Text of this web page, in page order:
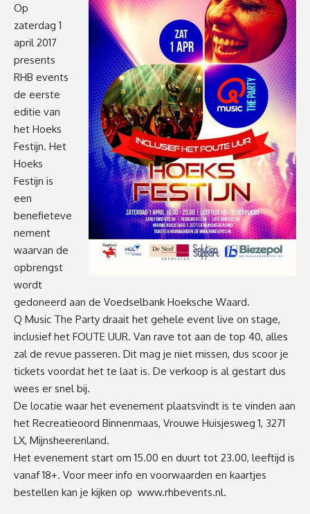
Op
zaterdag 1
april 2017
presents
RHB events
de eerste
editie van
het Hoeks
Festijn. Het
Hoeks
Festijn is
een
benefieteve
nement
waarvan de
opbrengst
wordt
gedoneerd aan de Voedselbank Hoeksche Waard.
Q Music The Party draait het gehele event live on stage,
inclusief het FOUTE UUR. Van rave tot aan de top 40, alles
zal de revue passeren. Dit mag je niet missen, dus scoor je
tickets voordat het te laat is. De verkoop is al gestart dus
wees er snel bij.
De locatie waar het evenement plaatsvindt is te vinden aan
het Recreatieoord Binnenmaas, Vrouwe Huisjesweg 1, 3271
LX, Mijnsheerenland.
Het evenement start om 15.00 en duurt tot 23.00, leeftijd is
vanaf 18+. Voor meer info en voorwaarden en kaartjes
bestellen kan je kijken op www.rhbevents.nl.